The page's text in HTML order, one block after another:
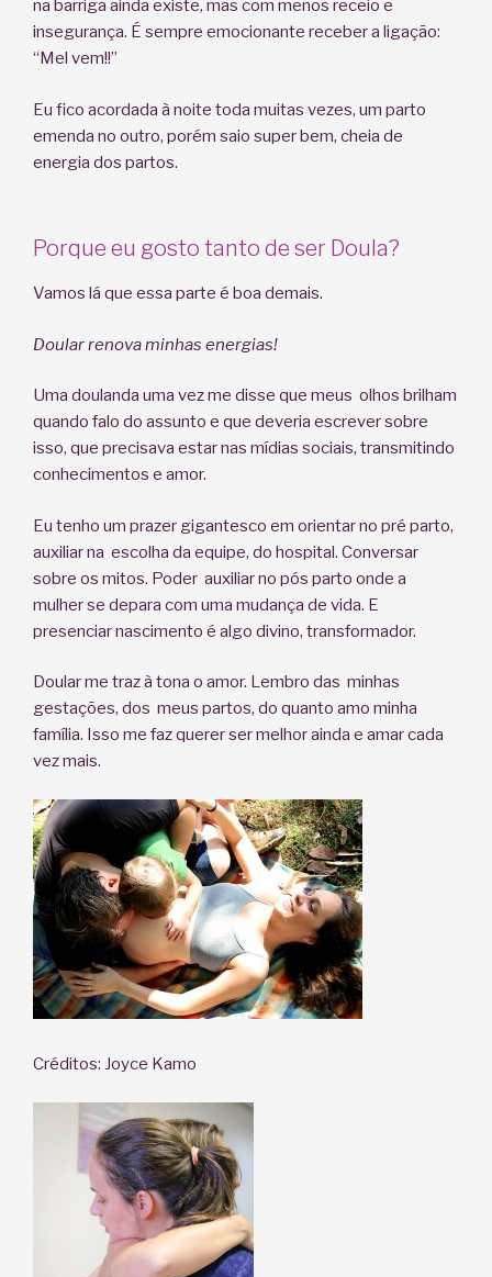
na barriga ainda existe, mas com menos receio e
insegurança. É sempre emocionante receber a ligação:
“Mel vem!!”
Eu fico acordada à noite toda muitas vezes, um parto
emenda no outro, porém saio super bem, cheia de
energia dos partos.
Porque eu gosto tanto de ser Doula?
Vamos lá que essa parte é boa demais.
Doular renova minhas energias!
Uma doulanda uma vez me disse que meus olhos brilham
quando falo do assunto e que deveria escrever sobre
isso, que precisava estar nas mídias sociais, transmitindo
conhecimentos e amor.
Eu tenho um prazer gigantesco em orientar no pré parto,
auxiliar na escolha da equipe, do hospital. Conversar
sobre os mitos. Poder auxiliar no pós parto onde a
mulher se depara com uma mudança de vida. E
presenciar nascimento é algo divino, transformador.
Doular me traz à tona o amor. Lembro das minhas
gestações, dos meus partos, do quanto amo minha
família. Isso me faz querer ser melhor ainda e amar cada
vez mais.
Créditos: Joyce Kamo